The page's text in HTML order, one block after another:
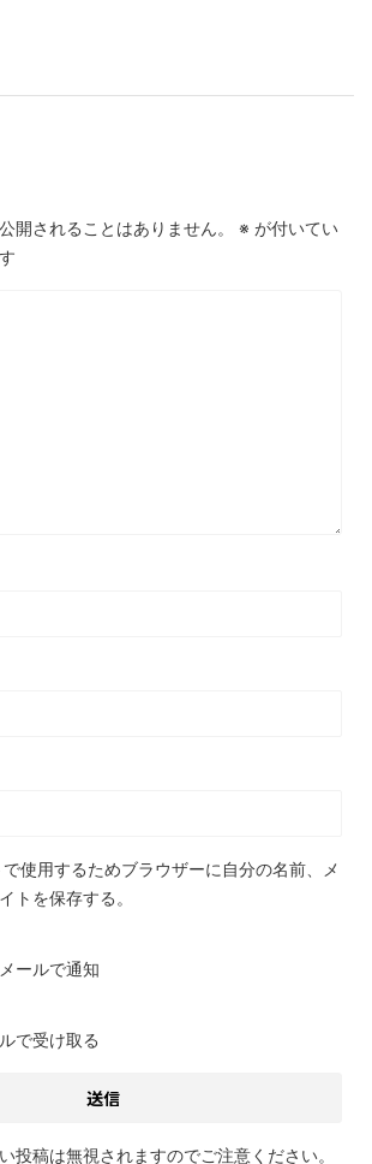
開されることはありません。 ※ が付いてい
使用するためブラウザーに自分の名前、メ
トを保存する。
ールで通知
で受け取る
投稿は無視されますのでご注意ください。